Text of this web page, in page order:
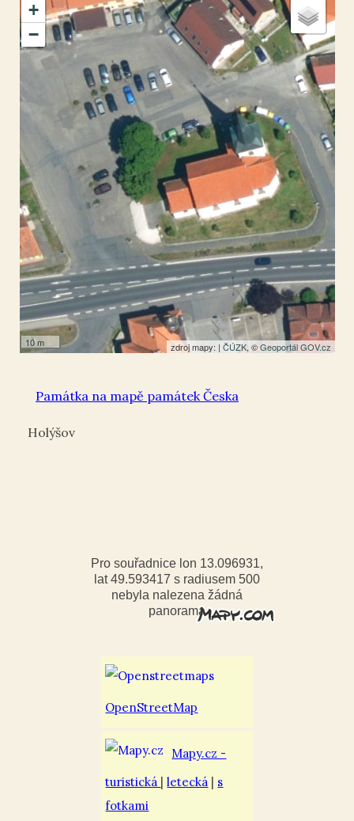
+
−
10 m zdroj mapy: | ČÚZK, ©Geoportál GOV.cz
okres Domažlice
Holýšov
49.593417,13.096931
Kříž
Památka na mapě památek Česka
Holýšov
Pro souřadnice lon 13.096931,
lat 49.593417 s radiusem 500
nebyla nalezena žádná
panorama
OpenStreetMap
Mapy.cz -
turistická
|letecká
s
fotkami